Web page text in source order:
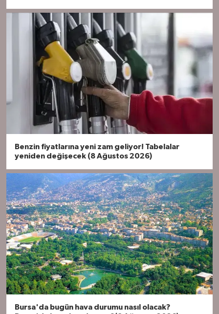
Benzin fiyatlarına yeni zam geliyor! Tabelalar
yeniden değişecek (8 Ağustos 2026)
Bursa'da bugün hava durumu nasıl olacak?